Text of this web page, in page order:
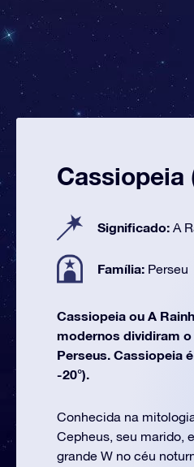
Cassiopeia
Significado: A
Família: Perseu
Cassiopeia ou A
modernos dividiram
Perseus. Cassiopeia
-20°).
Conhecida na
Cepheus, seu marido,
grande W no céu